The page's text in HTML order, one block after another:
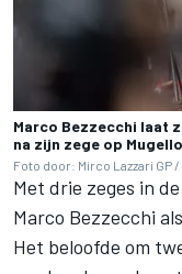
Marco Bezzecchi laat
na zijn zege op
Foto door: Mirco Lazzari GP
Met drie zeges in
Marco Bezzecchi
Het beloofde om